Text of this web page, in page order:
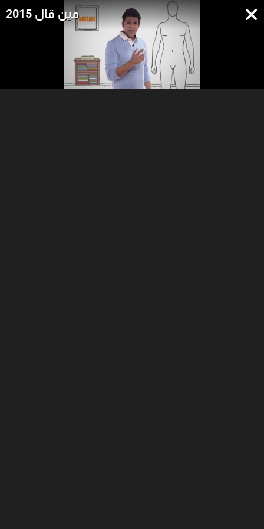
مين قال 2015